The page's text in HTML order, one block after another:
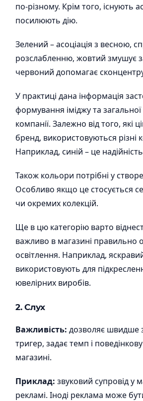
по-різному. Крім того, існують
посилюють дію.
Зелений – асоціація з весною,
розслабленню, жовтий змушує
червоний допомагає
У практиці дана інформація
формування іміджу та загальної
компанії. Залежно від того, які
бренд, використовуються різні
Наприклад, синій – це
Також кольори потрібні у
Особливо якщо це стосується
чи окремих колекцій.
Ще в цю категорію варто
важливо в магазині правильно
освітлення. Наприклад,
використовують для
ювелірних виробів.
2. Слух
Важливість: дозволяє швидше
тригер, задає темп і
магазині.
Приклад: звуковий супровід у
рекламі. Іноді реклама може